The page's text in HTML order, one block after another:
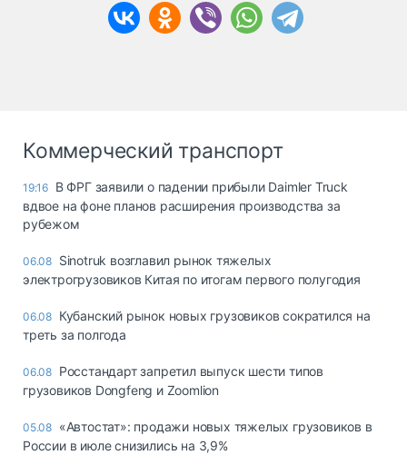
Коммерческий транспорт
19:16 В ФРГ заявили о падении прибыли Daimler Truck
вдвое на фоне планов расширения производства за
рубежом
06.08 Sinotruk возглавил рынок тяжелых
электрогрузовиков Китая по итогам первого полугодия
06.08 Кубанский рынок новых грузовиков сократился на
треть за полгода
06.08 Росстандарт запретил выпуск шести типов
грузовиков Dongfeng и Zoomlion
05.08 «Автостат»: продажи новых тяжелых грузовиков в
России в июле снизились на 3,9%